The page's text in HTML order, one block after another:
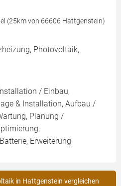
(25km von 66606 Hattgenstein)
Photovoltaik,
/ Einbau,
& Installation, Aufbau /
Planung /
Erweiterung
in Hattgenstein vergleichen